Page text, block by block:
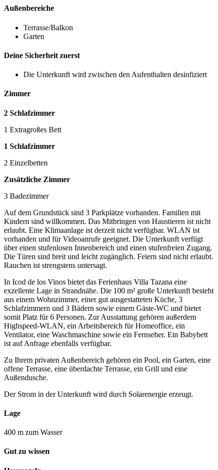
Außenbereiche
Terrasse/Balkon
Garten
Deine Sicherheit zuerst
Die Unterkunft wird zwischen den Aufenthalten desinfiziert
Zimmer
2 Schlafzimmer
1 Extragroßes Bett
1 Schlafzimmer
2 Einzelbetten
Zusätzliche Zimmer
3 Badezimmer
Auf dem Grundstück sind 3 Parkplätze vorhanden. Familien mit
Kindern sind willkommen. Das Mitbringen von Haustieren ist nicht
erlaubt. Eine Klimaanlage ist derzeit nicht verfügbar. WLAN ist
vorhanden und für Videoanrufe geeignet. Die Unterkunft verfügt
über einen stufenlosen Innenbereich und einen stufenfreien Zugang.
Die Türen sind breit und leicht zugänglich. Feiern sind nicht erlaubt.
Rauchen ist strengstens untersagt.
In Icod de los Vinos bietet das Ferienhaus Villa Tazana eine
exzellente Lage in Strandnähe. Die 100 m² große Unterkunft besteht
aus einem Wohnzimmer, einer gut ausgestatteten Küche, 3
Schlafzimmern und 3 Bädern sowie einem Gäste-WC und bietet
somit Platz für 6 Personen. Zur Ausstattung gehören außerdem
Highspeed-WLAN, ein Arbeitsbereich für Homeoffice, ein
Ventilator, eine Waschmaschine sowie ein Fernseher. Ein Babybett
ist auf Anfrage ebenfalls verfügbar.
Zu Ihrem privaten Außenbereich gehören ein Pool, ein Garten, eine
offene Terrasse, eine überdachte Terrasse, ein Grill und eine
Außendusche.
Der Strom in der Unterkunft wird durch Solarenergie erzeugt.
Lage
400 m zum Wasser
Gut zu wissen